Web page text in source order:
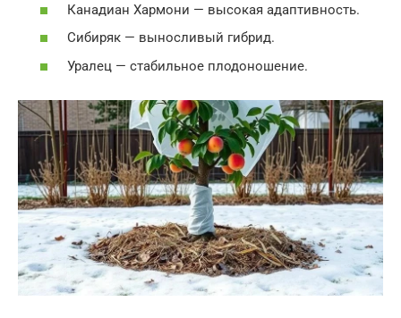
Канадиан Хармони — высокая адаптивность.
Сибиряк — выносливый гибрид.
Уралец — стабильное плодоношение.